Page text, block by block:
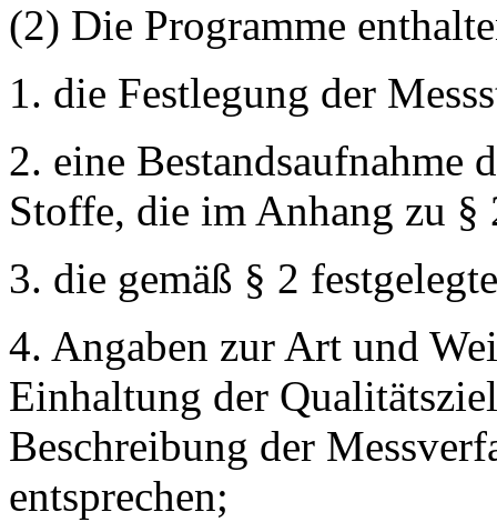
(2) Die Programme
1. die Festlegung der
2. eine Bestandsaufnahme
Stoffe, die im Anhang zu
3. die gemäß § 2
4. Angaben zur Art und
Einhaltung der
Beschreibung der
entsprechen;